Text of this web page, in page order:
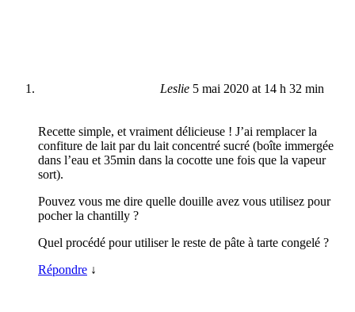
Leslie 5 mai 2020 at 14 h 32 min
Recette simple, et vraiment délicieuse ! J’ai remplacer la
confiture de lait par du lait concentré sucré (boîte immergée
dans l’eau et 35min dans la cocotte une fois que la vapeur
sort).
Pouvez vous me dire quelle douille avez vous utilisez pour
pocher la chantilly ?
Quel procédé pour utiliser le reste de pâte à tarte congelé ?
Répondre ↓